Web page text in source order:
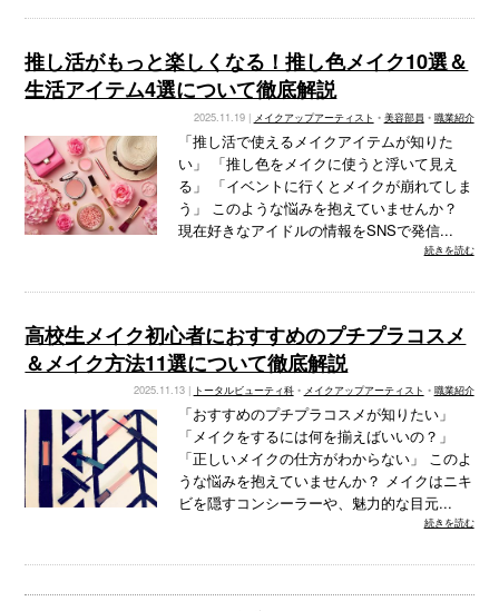
推し活がもっと楽しくなる！推し色メイク10選＆
生活アイテム4選について徹底解説
2025.11.19 | メイクアップアーティスト • 美容部員 • 職業紹介
「推し活で使えるメイクアイテムが知りた
い」 「推し色をメイクに使うと浮いて見え
る」 「イベントに行くとメイクが崩れてしま
う」 このような悩みを抱えていませんか？
現在好きなアイドルの情報をSNSで発信...
続きを読む
高校生メイク初⼼者におすすめのプチプラコスメ
＆メイク方法11選について徹底解説
2025.11.13 | トータルビューティ科• メイクアップアーティスト • 職業紹介
「おすすめのプチプラコスメが知りたい」
「メイクをするには何を揃えばいいの？」
「正しいメイクの仕方がわからない」 このよ
うな悩みを抱えていませんか？ メイクはニキ
ビを隠すコンシーラーや、魅力的な目元...
続きを読む